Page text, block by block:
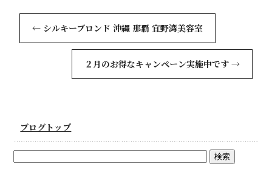
← シルキーブロンド 沖縄 那覇 宜野湾美容室
２月のお得なキャンペーン実施中です →
ブログトップ